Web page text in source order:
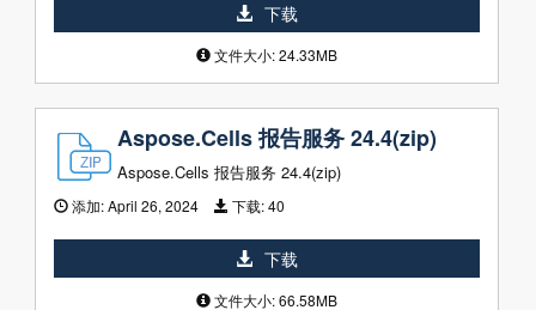
下载
文件大小: 24.33MB
Aspose.Cells 报告服务 24.4(zip)
Aspose.Cells 报告服务 24.4(zip)
添加:April 26, 2024 下载:40
下载
文件大小: 66.58MB